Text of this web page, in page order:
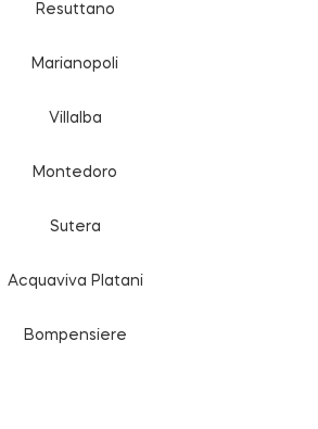
Resuttano
Marianopoli
Villalba
Montedoro
Sutera
Acquaviva Platani
Bompensiere